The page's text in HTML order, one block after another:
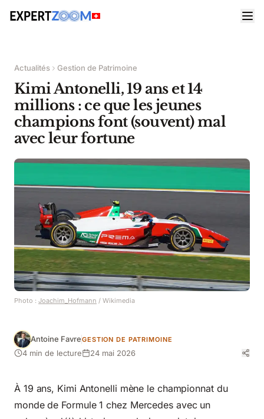
Actualités Gestion de Patrimoine
Kimi Antonelli, 19 ans et 14
millions : ce que les jeunes
champions font (souvent) mal
avec leur fortune
Photo : Joachim_Hofmann / Wikimedia
Antoine FavreGESTION DE PATRIMOINE
4 min de lecture 24 mai 2026
À 19 ans, Kimi Antonelli mène le championnat du
monde de Formule 1 chez Mercedes avec un